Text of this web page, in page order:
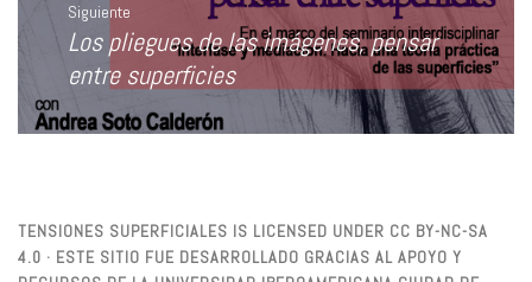
Siguiente
Entrada
siguiente:
Los pliegues de las imágenes, pensar
entre superficies
TENSIONES SUPERFICIALES IS LICENSED UNDER CC BY-NC-SA
4.0 · ESTE SITIO FUE DESARROLLADO GRACIAS AL APOYO Y